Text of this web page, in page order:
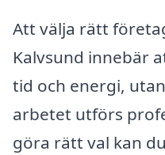
Att välja rätt
Kalvsund innebär
tid och energi,
arbetet utförs
göra rätt val kan